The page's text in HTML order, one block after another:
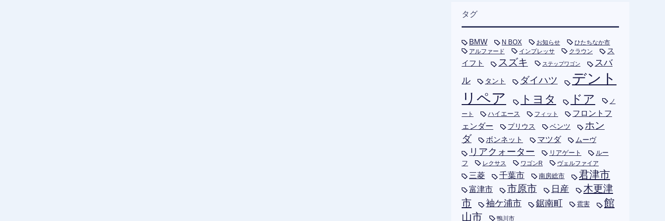
タグ
BMW N BOX お知らせ
ひたちなか市
アルファード
インプレッサ クラウン
ス
イフト
スズキ ステップワゴン
スバ
ル
タント ダイハツ
デント
リペア
トヨタ ドア ノ
ート ハイエース フィット
フロントフ
ェンダー
プリウス ベンツ
ホン
ダ
ボンネット マツダ ムーヴ
リアクォーター リアゲート
ルー
フ
レクサス ワゴンR ヴェルファイア
三菱 千葉市 南房総市 君津市
富津市 市原市 日産
木更津
市
袖ケ浦市 鋸南町 雹害
館
山市
鴨川市